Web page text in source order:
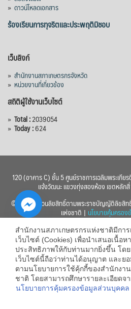
» ดาวน์โหลดเอกสาร
ร้องเรียนการทุจริตและประพฤติมิชอบ
เว็บลิงก์
» สำนักงานสภาเกษตรกรจังหวัด
» หน่วยงานที่เกี่ยวข้อง
สถิติผู้ใช้งานเว็บไซต์
» Total :2039054
» Today :624
120 (อาคาร C) ชั้น 5 ศูนย์ราชการเฉลิมพระเกี
แจ้งวัฒนะ แขวงทุ่งสองห้อง เขตหลัก
© 2560 สงวนลิขสิทธิ์ตามพระราชบัญญัติลิขสิท
แห่งชาติ | นโยบายคุ้มครอ
สำนักงานสภาเกษตรกรแห่งชาติมีกา
เว็บไซต์ (Cookies) เพื่อนำเสนอเนื้อ
ประสิทธิภาพให้กับท่านมากยิ่งขึ้น โดย
เว็บไซต์นี้ถือว่าท่านได้อนุญาต และย
ตามนโยบายการใช้คุ้กกี้ของสำนักงา
ชาติ โดยสามารถศึกษารายละเอียดจ
นโยบายการคุ้มครองข้อมูลส่วนบุคคล
Hide
chaty